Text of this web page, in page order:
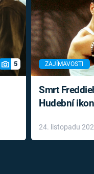
5 ZAJÍMAVOSTI
Smrt
Hudební
léky
24. listopadu